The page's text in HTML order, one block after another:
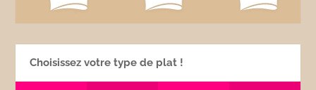
Choisissez votre type de plat !